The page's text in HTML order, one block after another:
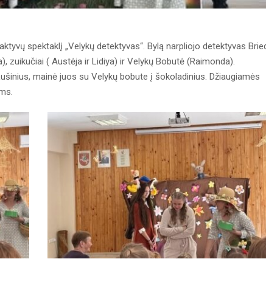
spektaklį „Velykų detektyvas“. Bylą narpliojo detektyvas
zuikučiai ( Austėja ir Lidiya) ir Velykų Bobutė (Raimonda).
mainė juos su Velykų bobute į šokoladinius. Džiaugiamės